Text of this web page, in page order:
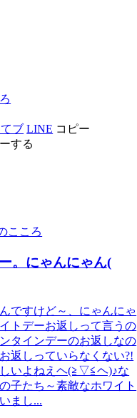
ブ LINE コピー
する
こころ
。にゃんにゃん(
ですけど～、にゃんにゃ
トデーお返しって言うの
タインデーのお返しなの
返しっていらなくない?!
いよねえヘ(≧▽≦ヘ)♪な
子たち～素敵なホワイト
まし...